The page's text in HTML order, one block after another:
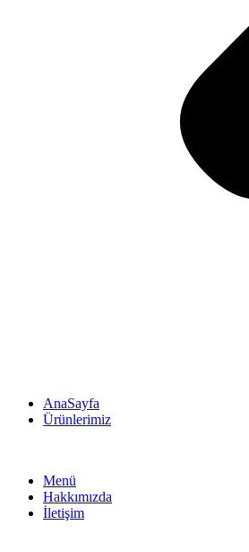
AnaSayfa
Ürünlerimiz
Menü
Hakkımızda
İletişim